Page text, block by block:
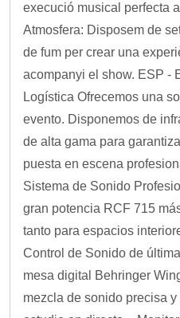
execució musical perfecta
Atmosfera: Disposem de
de fum per crear una
acompanyi el show. ESP -
Logística Ofrecemos una
evento. Disponemos de
de alta gama para
puesta en escena
Sistema de Sonido
gran potencia RCF 715
tanto para espacios
Control de Sonido de
mesa digital Behringer
mezcla de sonido precisa